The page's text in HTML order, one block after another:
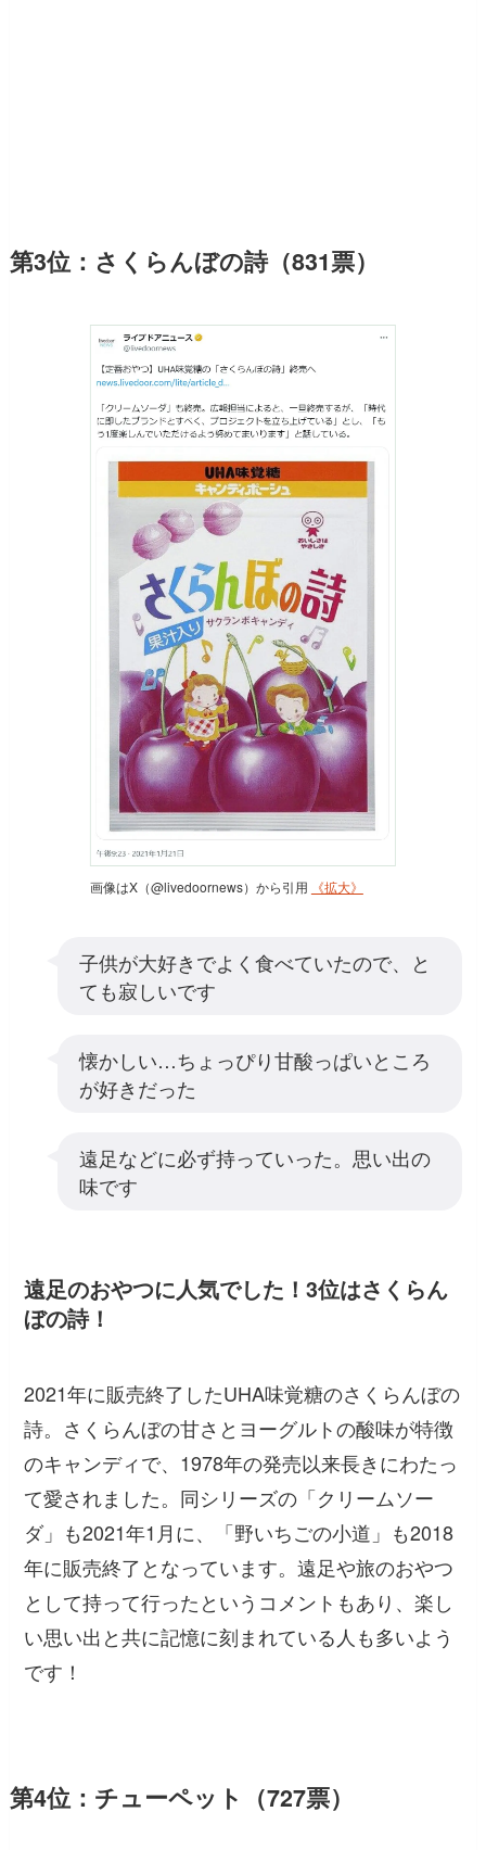
第3位：さくらんぼの詩（831票）
画像はX（@livedoornews）から引用 《拡大》
子供が大好きでよく食べていたので、と
ても寂しいです
懐かしい…ちょっぴり甘酸っぱいところ
が好きだった
遠足などに必ず持っていった。思い出の
味です
遠足のおやつに人気でした！3位はさくらん
ぼの詩！
2021年に販売終了したUHA味覚糖のさくらんぼの
詩。さくらんぼの甘さとヨーグルトの酸味が特徴
のキャンディで、1978年の発売以来長きにわたっ
て愛されました。同シリーズの「クリームソー
ダ」も2021年1月に、「野いちごの小道」も2018
年に販売終了となっています。遠足や旅のおやつ
として持って行ったというコメントもあり、楽し
い思い出と共に記憶に刻まれている人も多いよう
です！
第4位：チューペット（727票）